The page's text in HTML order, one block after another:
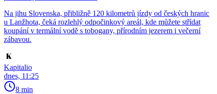
Na jihu Slovenska, přibližně 120 kilometrů jízdy od českých hranic
u Lanžhota, čeká rozlehlý odpočinkový areál, kde můžete střídat
koupání v termální vodě s tobogany, přírodním jezerem i večerní
zábavou.
Kapitalio
dnes, 11:25
8 min